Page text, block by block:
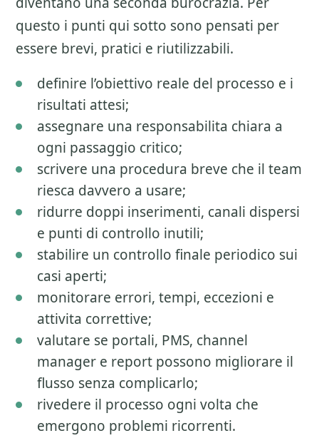
questo i punti qui sotto sono pensati per
essere brevi, pratici e riutilizzabili.
definire l’obiettivo reale del processo e i
risultati attesi;
assegnare una responsabilita chiara a
ogni passaggio critico;
scrivere una procedura breve che il team
riesca davvero a usare;
ridurre doppi inserimenti, canali dispersi
e punti di controllo inutili;
stabilire un controllo finale periodico sui
casi aperti;
monitorare errori, tempi, eccezioni e
attivita correttive;
valutare se portali, PMS, channel
manager e report possono migliorare il
flusso senza complicarlo;
rivedere il processo ogni volta che
emergono problemi ricorrenti.